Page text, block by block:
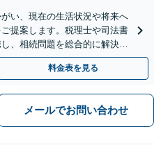
い、現在の生活状況や将来へ
提案します。税理士や司法書
、相続問題を総合的に解決
を」
料金表を見る
メールでお問い合わせ